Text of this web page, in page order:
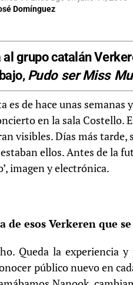
Domínguez
al grupo catalán
Pudo ser Miss
es de hace unas semanas
en la sala Costello.
visibles. Días más
ellos. Antes de la
imagen y electrónica.
de esos Verkeren que
Queda la experiencia
público nuevo en